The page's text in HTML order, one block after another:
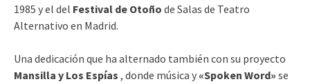
1985 y el del Festival de Otoño de Salas de Teatro
Alternativo en Madrid.
Una dedicación que ha alternado también con su proyecto
Mansilla y Los Espías , donde música y «Spoken Word» se